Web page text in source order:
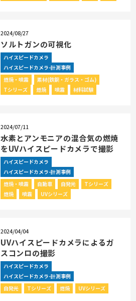
2024/08/27
ソルトガンの可視化
ハイスピードカメラ
ハイスピードカメラ-計測事例
燃焼・噴霧
素材(鉄鋼・ガラス・ゴム)
Tシリーズ
燃焼 噴霧 材料試験
2024/07/11
水素とアンモニアの混合気の燃焼
をUVハイスピードカメラで撮影
ハイスピードカメラ
ハイスピードカメラ-計測事例
燃焼・噴霧
自動車 自発光
Tシリーズ
燃焼
噴霧 UVシリーズ
2024/04/04
UVハイスピードカメラによるガ
スコンロの撮影
ハイスピードカメラ
ハイスピードカメラ-計測事例
自発光
Tシリーズ 燃焼 UVシリーズ